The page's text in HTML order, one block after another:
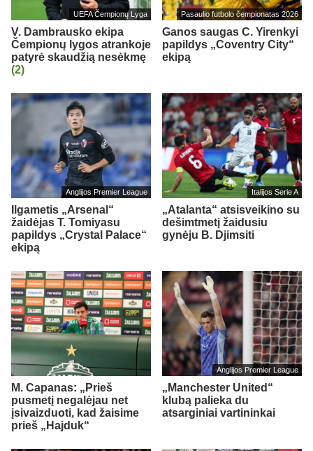
UEFA Čempionų Lyga
V. Dambrausko ekipa
Čempionų lygos atrankoje
patyrė skaudžią nesėkmę
(2)
Pasaulio futbolo čempionatas 2026
Ganos saugas C. Yirenkyi
papildys „Coventry City“
ekipą
Anglijos Premier League
Ilgametis „Arsenal“
žaidėjas T. Tomiyasu
papildys „Crystal Palace“
ekipą
Italijos Serie A
„Atalanta“ atsisveikino su
dešimtmetį žaidusiu
gynėju B. Djimsiti
M. Capanas: „Prieš
pusmetį negalėjau net
įsivaizduoti, kad žaisime
prieš „Hajduk“
Anglijos Premier League
„Manchester United“
klubą palieka du
atsarginiai vartininkai